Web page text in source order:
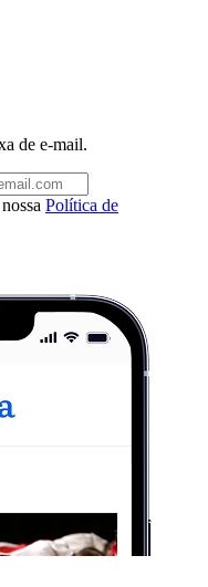
de e-mail.
Política de